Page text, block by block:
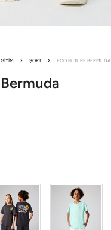
GIYIM ŞORT ECO FUTURE BERMUDA
Bermuda